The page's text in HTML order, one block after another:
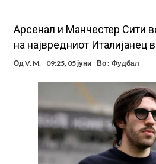
Арсенал и Манчестер Сити
на највредниот Италијанец
ОдV. M. 09:25, 05 јуни Во : Фудбал